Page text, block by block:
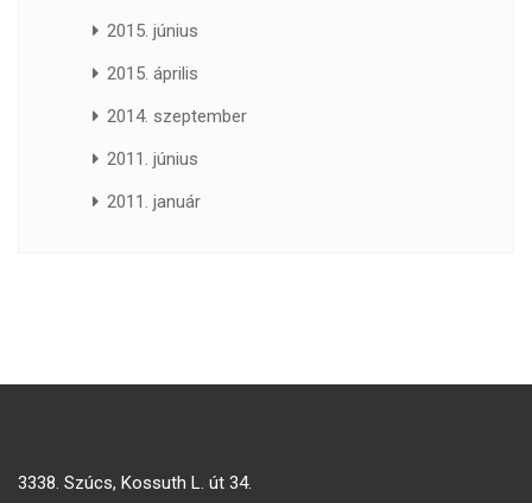
2015. június
2015. április
2014. szeptember
2011. június
2011. január
3338. Szúcs, Kossuth L. út 34.